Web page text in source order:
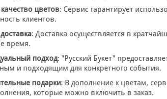
цветов: Сервис гарантирует
клиентов.
: Доставка осуществляется в
время.
подход: "Русский Букет"
и подходящим для конкретного события.
подарки: В дополнение к цветам,
которые можно включить в заказ.